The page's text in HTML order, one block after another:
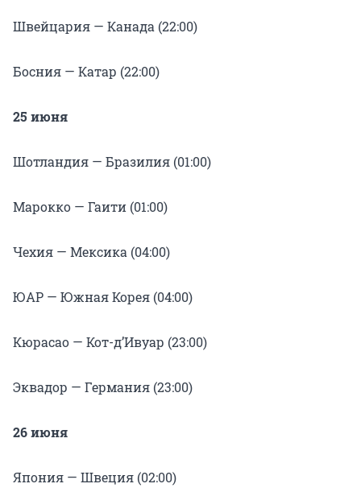
Швейцария — Канада (22:00)
Босния — Катар (22:00)
25 июня
Шотландия — Бразилия (01:00)
Марокко — Гаити (01:00)
Чехия — Мексика (04:00)
ЮАР — Южная Корея (04:00)
Кюрасао — Кот-д’Ивуар (23:00)
Эквадор — Германия (23:00)
26 июня
Япония — Швеция (02:00)